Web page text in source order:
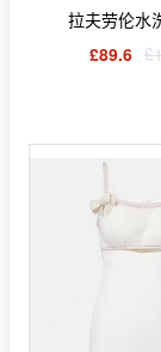
拉夫劳伦水
£89.6